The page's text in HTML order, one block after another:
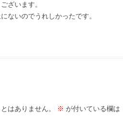
ざいます。
ないのでうれしかったです。
はありません。 ※ が付いている欄は